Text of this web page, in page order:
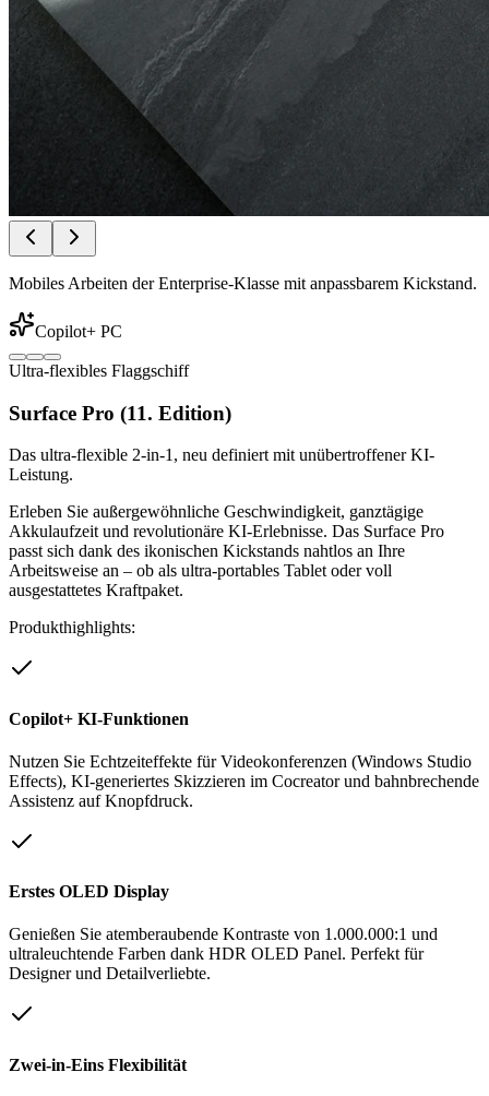
Mobiles Arbeiten der Enterprise-Klasse mit anpassbarem Kickstand.
Copilot+ PC
Ultra-flexibles Flaggschiff
Surface Pro (11. Edition)
Das ultra-flexible 2-in-1, neu definiert mit unübertroffener KI-
Leistung.
Erleben Sie außergewöhnliche Geschwindigkeit, ganztägige
Akkulaufzeit und revolutionäre KI-Erlebnisse. Das Surface Pro
passt sich dank des ikonischen Kickstands nahtlos an Ihre
Arbeitsweise an – ob als ultra-portables Tablet oder voll
ausgestattetes Kraftpaket.
Produkthighlights:
Copilot+ KI-Funktionen
Nutzen Sie Echtzeiteffekte für Videokonferenzen (Windows Studio
Effects), KI-generiertes Skizzieren im Cocreator und bahnbrechende
Assistenz auf Knopfdruck.
Erstes OLED Display
Genießen Sie atemberaubende Kontraste von 1.000.000:1 und
ultraleuchtende Farben dank HDR OLED Panel. Perfekt für
Designer und Detailverliebte.
Zwei-in-Eins Flexibilität